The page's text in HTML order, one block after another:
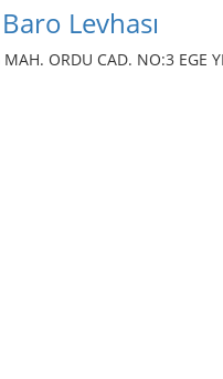
Levhası
MAH. ORDU CAD. NO:3 EGE